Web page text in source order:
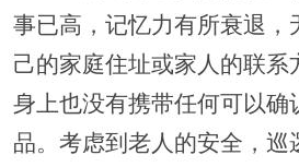
事已高，记忆力有所衰退，
己的家庭住址或家人的联系
身上也没有携带任何可以确
品。考虑到老人的安全，巡